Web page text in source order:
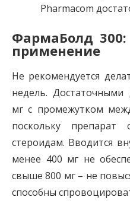
Pharmacom
ФармаБолд
применение
Не рекомендуется
недель. Достаточными
мг с промежутком
поскольку препарат
стероидам. Вводится
менее 400 мг не
свыше 800 мг – не
способны